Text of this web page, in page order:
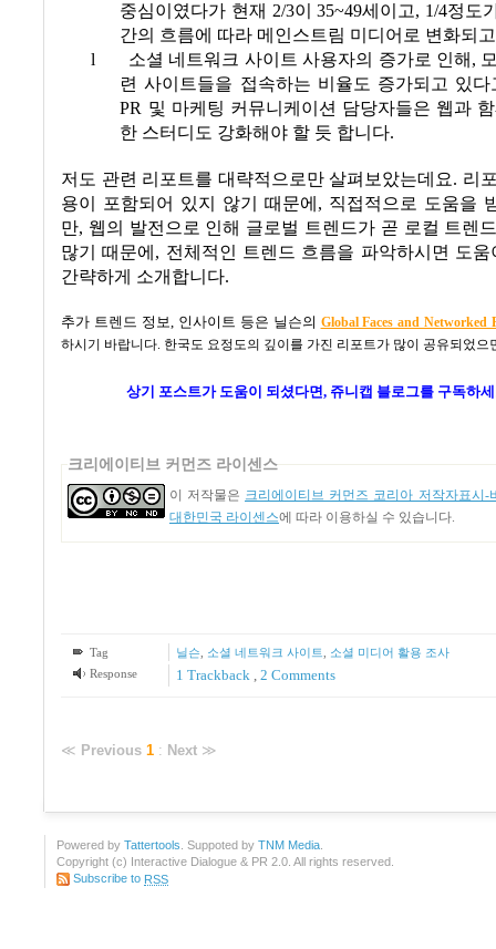
중심이였다가 현재 2/3이 35~49세이고, 1/4정도
간의 흐름에 따라 메인스트림 미디어로 변화되
l
소셜 네트워크 사이트 사용자의 증가로 인해 ,
련 사이트들을 접속하는 비율도 증가되고 있다
PR 및 마케팅 커뮤니케이션 담당자들은 웹과
한 스터디도 강화해야 할 듯 합니다.
저도 관련 리포트를 대략적으로만 살펴보았는데요. 리
용이 포함되어 있지 않기 때문에 , 직접적으로 도움을
만, 웹의 발전으로 인해 글로벌 트렌드가 곧 로컬 트렌
많기 때문에 , 전체적인 트렌드 흐름을 파악하시면 도
간략하게 소개합니다.
추가 트렌드 정보, 인사이트 등은 닐슨의 Global Faces and Networked
하시기 바랍니다. 한국도 요정도의 깊이를 가진 리포트가 많이 공유되었으
상기 포스트가 도움이 되셨다면, 쥬니캡 블로그를 구독하
크리에이티브 커먼즈 라이센스
이 저작물은 크리에이티브 커먼즈 코리아 저작자표시-
대한민국 라이센스에 따라 이용하실 수 있습니다.
Tag 닐슨, 소셜 네트워크 사이트
소셜 미디어 활용 조사
Response
1 Trackback , 2 Comments
≪ Previous 1 : Next ≫
Powered by Tattertools . Suppoted by TNM Media
Copyright (c) Interactive Dialogue & PR 2.0. All rights reserved.
Subscribe to RSS